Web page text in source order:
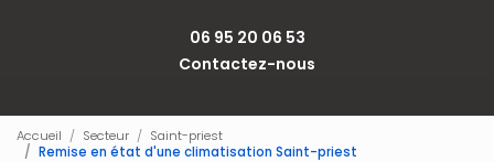
06 95 20 06 53
Contactez-nous
Accueil Secteur
Saint-priest
Remise en état d'une climatisation Saint-priest